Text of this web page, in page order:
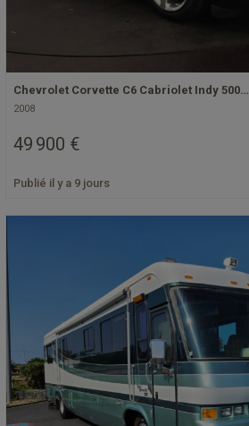
Chevrolet Corvette C6 Cabriolet Indy 500…
2008
49 900 €
Publié il y a 9 jours